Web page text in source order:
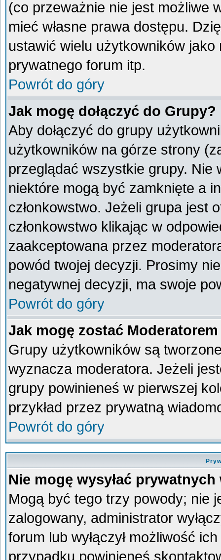
(co przeważnie nie jest możliwe
mieć własne prawa dostępu.
ustawić wielu użytkowników
prywatnego forum itp.
Powrót do góry
Jak mogę dołączyć do Grupy?
Aby dołączyć do grupy
użytkowników na górze strony
przeglądać wszystkie grupy.
niektóre mogą być zamknięte a
członkowstwo. Jeżeli grupa jest
członkowstwo klikając w
zaakceptowana przez
powód twojej decyzji. Prosimy
negatywnej decyzji, ma swoje
Powrót do góry
Jak mogę zostać
Grupy użytkowników są
wyznacza moderatora. Jeżeli
grupy powinieneś w pierwszej
przykład przez prywatną
Powrót do góry
Nie mogę wysyłać
Mogą być tego trzy powody; nie
zalogowany, administrator
forum lub wyłączył możliwość
przypadku powinieneś